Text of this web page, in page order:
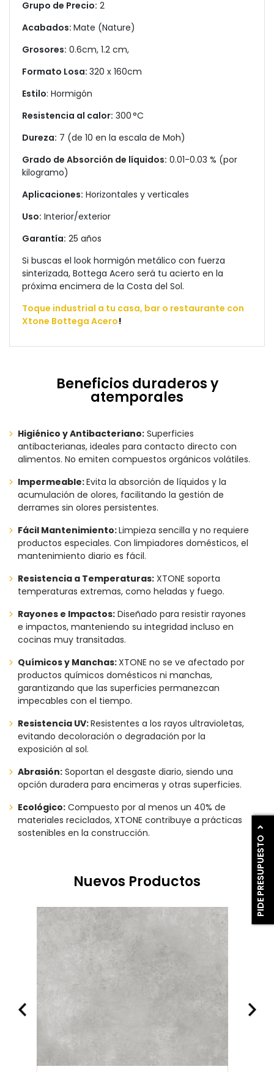
PIDE PRESUPUESTO
Grupo de Precio: 2
Acabados: Mate (Nature)
Grosores: 0.6cm, 1.2 cm,
Formato Losa: 320 x 160cm
Estilo: Hormigón
Resistencia al calor: 300 °C
Dureza: 7 (de 10 en la escala de Moh)
Grado de Absorción de líquidos: 0.01-0.03 % (por
kilogramo)
Aplicaciones: Horizontales y verticales
Uso: Interior/exterior
Garantía: 25 años
Si buscas el look hormigón metálico con fuerza
sinterizada, Bottega Acero será tu acierto en la
próxima encimera de la Costa del Sol.
Toque industrial a tu casa, bar o restaurante con
Xtone Bottega Acero!
Beneficios duraderos y
atemporales
Higiénico y Antibacteriano: Superficies
antibacterianas, ideales para contacto directo con
alimentos. No emiten compuestos orgánicos volátiles.
Impermeable:Evita la absorción de líquidos y la
acumulación de olores, facilitando la gestión de
derrames sin olores persistentes.
Fácil Mantenimiento:Limpieza sencilla y no requiere
productos especiales. Con limpiadores domésticos, el
mantenimiento diario es fácil.
Resistencia a Temperaturas: XTONE soporta
temperaturas extremas, como heladas y fuego.
Rayones e Impactos: Diseñado para resistir rayones
e impactos, manteniendo su integridad incluso en
cocinas muy transitadas.
Químicos y Manchas:XTONE no se ve afectado por
productos químicos domésticos ni manchas,
garantizando que las superficies permanezcan
impecables con el tiempo.
Resistencia UV:Resistentes a los rayos ultravioletas,
evitando decoloración o degradación por la
exposición al sol.
Abrasión: Soportan el desgaste diario, siendo una
opción duradera para encimeras y otras superficies.
Ecológico: Compuesto por al menos un 40% de
materiales reciclados, XTONE contribuye a prácticas
sostenibles en la construcción.
Nuevos Productos